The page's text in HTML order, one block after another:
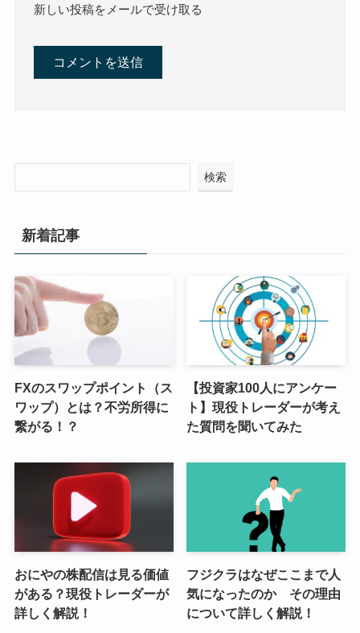
新しい投稿をメールで受け取る
検索
新着記事
FXのスワップポイント（ス
ワップ）とは？不労所得に
繋がる！？
【投資家100人にアンケー
ト】現役トレーダーが考え
た質問を聞いてみた
おにやの株配信は見る価値
がある？現役トレーダーが
詳しく解説！
フジクラはなぜここまで人
気になったのか その理由
について詳しく解説！